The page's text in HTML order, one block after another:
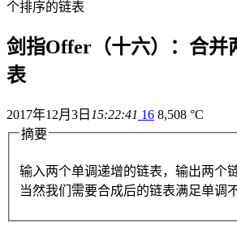
个排序的链表
剑指Offer（十六）：合并
表
2017年12月3日 15:22:41 16 8,508 °C
摘要
输入两个单调递增的链表，输出两个
当然我们需要合成后的链表满足单调